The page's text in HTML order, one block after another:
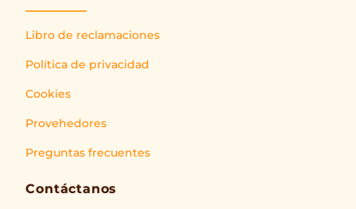
Libro de reclamaciones
Política de privacidad
Cookies
Provehedores
Preguntas frecuentes
Contáctanos